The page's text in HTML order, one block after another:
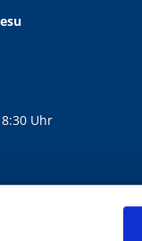
Uhr
mail@bernhard-